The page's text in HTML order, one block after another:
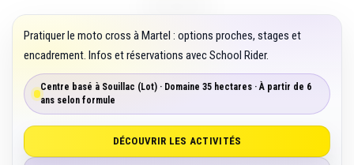
Pratiquer le moto cross à Martel : options proches, stages et
encadrement. Infos et réservations avec School Rider.
Centre basé à Souillac (Lot) · Domaine 35 hectares · À partir de 6
ans selon formule
DÉCOUVRIR LES ACTIVITÉS